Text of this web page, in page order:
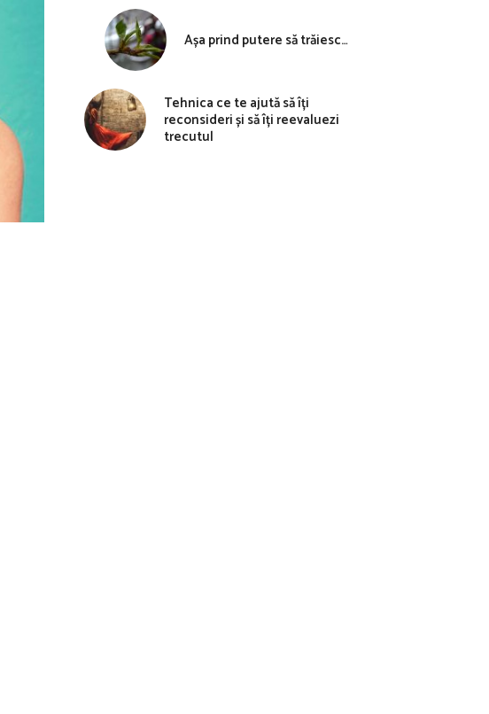
Așa prind putere să trăiesc…
Tehnica ce te ajută să îți
reconsideri și să îți reevaluezi
trecutul